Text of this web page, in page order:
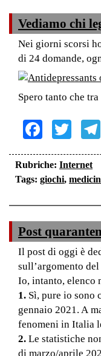
Vediamo chi
Nei giorni scorsi
di 24 domande,
Spero tanto che
Rubriche: Internet
Tags: giochi,
Post
Il post di oggi è
sull’argomento
Io, intanto, elenco
1. Sì, pure io sono
gennaio 2021. A
fenomeni in Italia
2. Le statistiche
di marzo/aprile